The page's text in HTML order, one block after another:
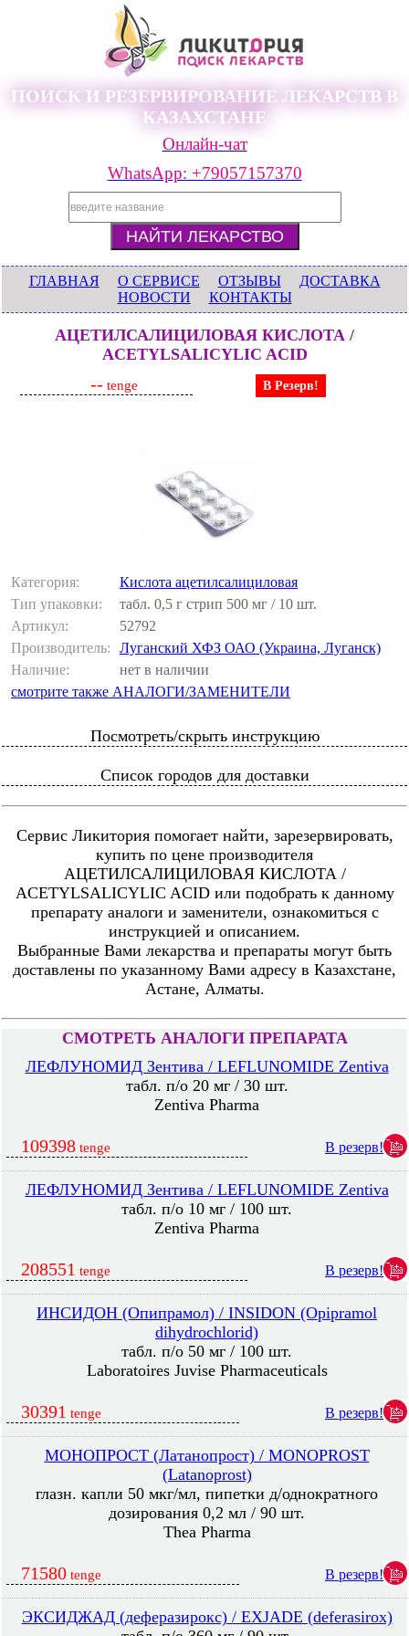
ПОИСК И РЕЗЕРВИРОВАНИЕ ЛЕКАРСТВ В
КАЗАХСТАНЕ
Онлайн-чат
WhatsApp: +79057157370
ГЛАВНАЯ О СЕРВИСЕ ОТЗЫВЫ
ДОСТАВКА
НОВОСТИ
КОНТАКТЫ
АЦЕТИЛСАЛИЦИЛОВАЯ КИСЛОТА /
ACETYLSALICYLIC ACID
-- tenge В Резерв!
Категория:
Кислота ацетилсалициловая
Тип упаковки:
табл. 0,5 г стрип 500 мг / 10 шт.
Артикул:
52792
Производитель:
Луганский ХФЗ ОАО (Украина, Луганск)
Наличие:
нет в наличии
смотрите также АНАЛОГИ/ЗАМЕНИТЕЛИ
Посмотреть/скрыть инструкцию
Список городов для доставки
Сервис Ликитория помогает найти, зарезервировать,
купить по цене производителя
АЦЕТИЛСАЛИЦИЛОВАЯ КИСЛОТА /
ACETYLSALICYLIC ACID или подобрать к данному
препарату аналоги и заменители, ознакомиться с
инструкцией и описанием.
Выбранные Вами лекарства и препараты могут быть
доставлены по указанному Вами адресу в Казахстане,
Астане, Алматы.
СМОТРЕТЬ АНАЛОГИ ПРЕПАРАТА
ЛЕФЛУНОМИД Зентива / LEFLUNOMIDE Zentiva
табл. п/о 20 мг / 30 шт.
Zentiva Pharma
109398 tenge В резерв!
ЛЕФЛУНОМИД Зентива / LEFLUNOMIDE Zentiva
табл. п/о 10 мг / 100 шт.
Zentiva Pharma
208551 tenge В резерв!
ИНСИДОН (Опипрамол) / INSIDON (Opipramol
dihydrochlorid)
табл. п/о 50 мг / 100 шт.
Laboratoires Juvise Pharmaceuticals
30391 tenge В резерв!
МОНОПРОСТ (Латанопрост) / MONOPROST
(Latanoprost)
глазн. капли 50 мкг/мл, пипетки д/однократного
дозирования 0,2 мл / 90 шт.
Thea Pharma
71580 tenge В резерв!
ЭКСИДЖАД (деферазирокс) / EXJADE (deferasirox)